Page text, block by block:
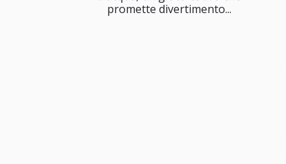
promette divertimento...